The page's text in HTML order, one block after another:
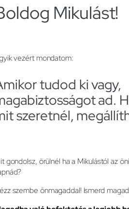
Mikulást!
vezért mondatom:
tudod ki vagy,
ad.
szeretnél,
gondolsz, örülnél ha a Mikulástól az
szembe önmagaddal! Ismerd